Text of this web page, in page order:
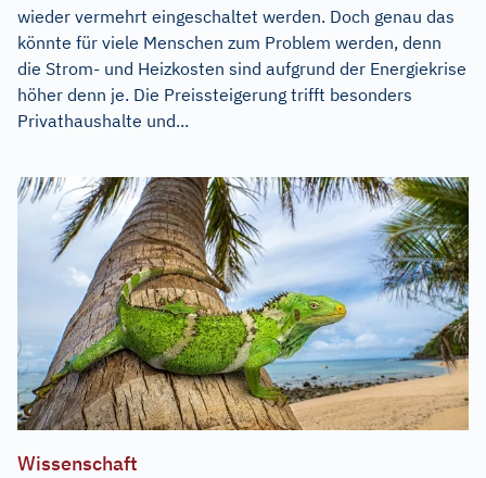
wieder vermehrt eingeschaltet werden. Doch genau das
könnte für viele Menschen zum Problem werden, denn
die Strom- und Heizkosten sind aufgrund der Energiekrise
höher denn je. Die Preissteigerung trifft besonders
Privathaushalte und...
Wissenschaft